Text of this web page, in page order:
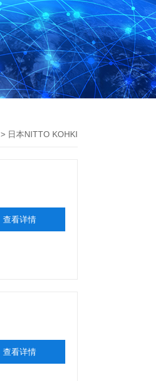
> 日本NITTO KOHKI
查看详情
查看详情